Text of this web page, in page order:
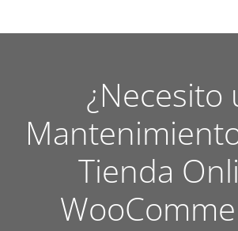
¿Necesito
Tienda